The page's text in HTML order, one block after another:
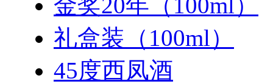
礼盒装（100ml）
45度西凤酒